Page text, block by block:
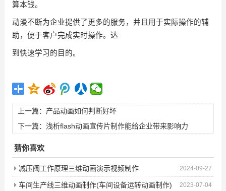
算本钱。
动漫不断为企业提供了更多的服务，并且用于实际操作的辅
助，便于客户完成实时操作。达
到快速学习的目的。
上一篇： 产品动画如何判断好坏
下一篇： 浅析flash动画宣传片制作能给企业带来影响力
猜你喜欢
2024-09-27
减压阀工作原理三维动画演示视频制作
2023-07-04
车间生产线三维动画制作(车间设备运转动画制作)